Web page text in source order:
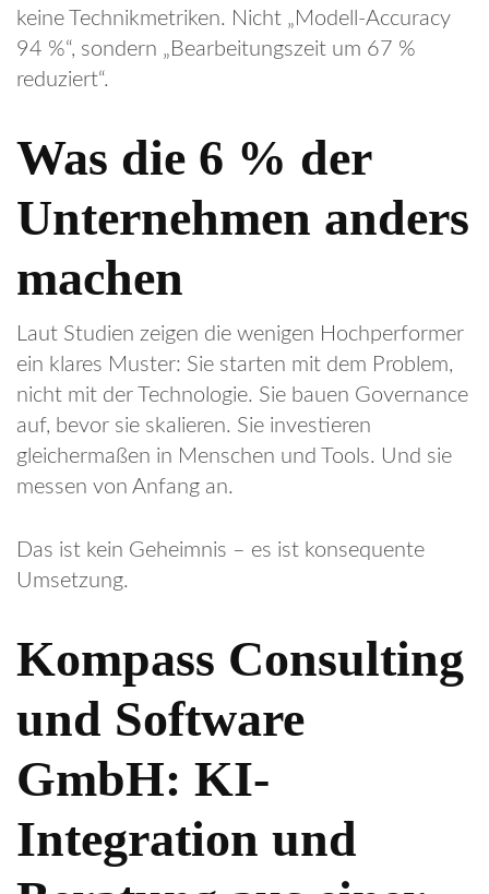
keine Technikmetriken. Nicht „Modell-Accuracy
94 %“, sondern „Bearbeitungszeit um 67 %
reduziert“.
Was die 6 % der
Unternehmen anders
machen
Laut Studien zeigen die wenigen Hochperformer
ein klares Muster: Sie starten mit dem Problem,
nicht mit der Technologie. Sie bauen Governance
auf, bevor sie skalieren. Sie investieren
gleichermaßen in Menschen und Tools. Und sie
messen von Anfang an.
Das ist kein Geheimnis – es ist konsequente
Umsetzung.
Kompass Consulting
und Software
GmbH: KI-
Integration und